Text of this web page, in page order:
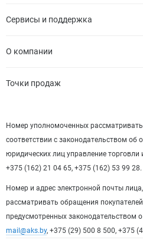
Сервисы и поддержка
О компании
Точки продаж
Номер уполномоченных
соответствии с законодательством об
юридических лиц управление торговли
+375 (162) 21 04 65, +375 (162) 53 99 28.
Номер и адрес электронной почты
рассматривать обращения
предусмотренных законодательством
mail@aks.by, +375 (29) 500 8 500, +375